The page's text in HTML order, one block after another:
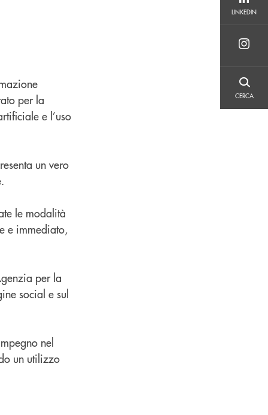
LINKEDIN
CERCA
per la
e l’uso
un vero
le modalità
e immediato,
per la
social e sul
nel
un utilizzo